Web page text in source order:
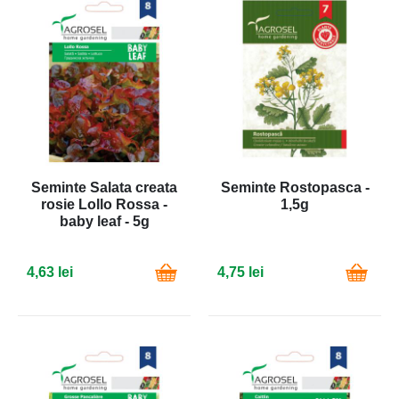
Seminte Salata creata
rosie Lollo Rossa -
baby leaf - 5g
4,63 lei
Seminte Rostopasca -
1,5g
4,75 lei